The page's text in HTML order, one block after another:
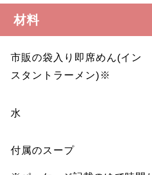
材料
市販の袋入り即席めん(イン
スタントラーメン)※
水
付属のスープ